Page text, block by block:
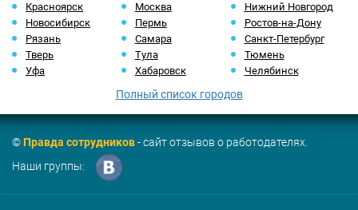
Красноярск
Москва
Нижний Новгород
Новосибирск
Пермь
Ростов-на-Дону
Рязань
Самара
Санкт-Петербург
Тверь
Тула
Тюмень
Уфа
Хабаровск Челябинск
Полный список городов
©Правда сотрудников- сайт отзывов о работодателях.
Наши группы: